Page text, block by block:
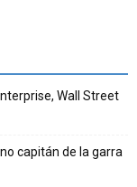
Wall Street
capitán de la garra